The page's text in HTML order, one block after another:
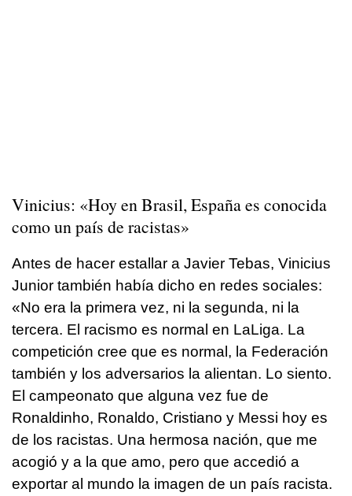
Vinicius: «Hoy en Brasil, España es conocida
como un país de racistas»
Antes de hacer estallar a Javier Tebas, Vinicius
Junior también había dicho en redes sociales:
«No era la primera vez, ni la segunda, ni la
tercera. El racismo es normal en LaLiga. La
competición cree que es normal, la Federación
también y los adversarios la alientan. Lo siento.
El campeonato que alguna vez fue de
Ronaldinho, Ronaldo, Cristiano y Messi hoy es
de los racistas. Una hermosa nación, que me
acogió y a la que amo, pero que accedió a
exportar al mundo la imagen de un país racista.